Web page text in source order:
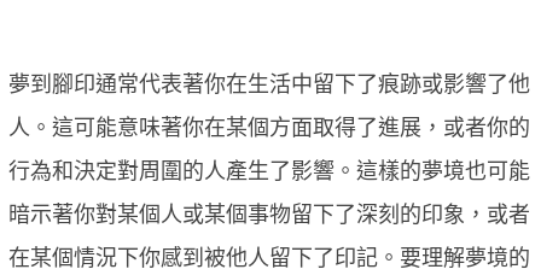
夢到腳印通常代表著你在生活中留下了痕跡或影響了他
人。這可能意味著你在某個方面取得了進展，或者你的
行為和決定對周圍的人產生了影響。這樣的夢境也可能
暗示著你對某個人或某個事物留下了深刻的印象，或者
在某個情況下你感到被他人留下了印記。要理解夢境的